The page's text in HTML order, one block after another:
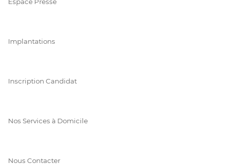
Implantations
Inscription Candidat
Nos Services à Domicile
Nous Contacter